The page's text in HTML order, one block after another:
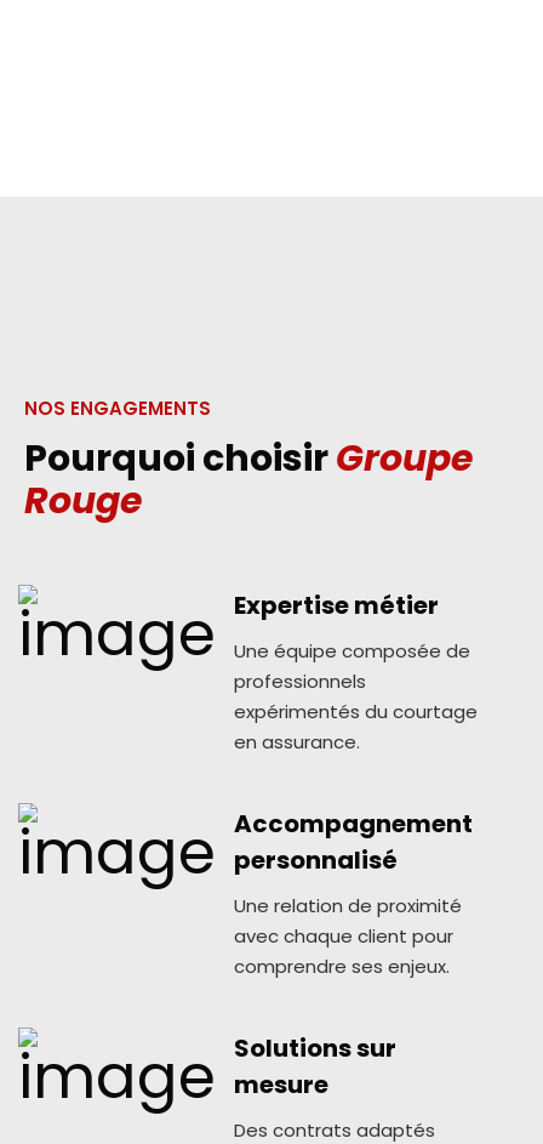
NOS ENGAGEMENTS
Pourquoi choisirGroupe
Rouge
Expertise métier
Une équipe composée de
professionnels
expérimentés du courtage
en assurance.
Accompagnement
personnalisé
Une relation de proximité
avec chaque client pour
comprendre ses enjeux.
Solutions sur
mesure
Des contrats adaptés